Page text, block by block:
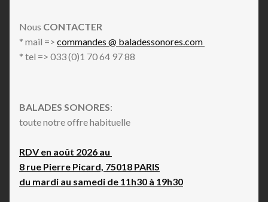
Nous CONTACTER
* mail => commandes @ baladessonores.com
* tel => 033 (0)1 70 64 97 88
BALADES SONORES:
toute notre offre habituelle
RDV en août 2026 au
8 rue Pierre Picard, 75018 PARIS
du mardi au samedi de 11h30 à 19h30